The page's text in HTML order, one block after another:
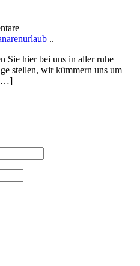
..
Sie hier bei uns in aller ruhe
stellen, wir kümmern uns um
[…]